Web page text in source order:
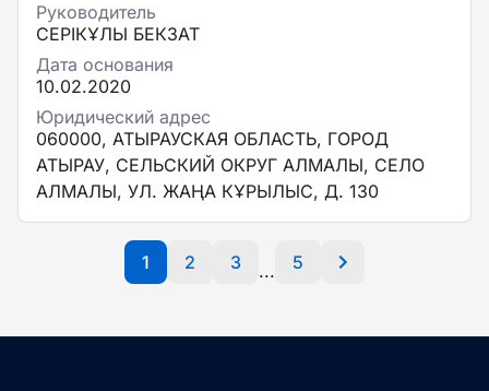
Руководитель
СЕРІКҰЛЫ БЕКЗАТ
Дата основания
10.02.2020
Юридический адрес
060000, АТЫРАУСКАЯ ОБЛАСТЬ, ГОРОД
АТЫРАУ, СЕЛЬСКИЙ ОКРУГ АЛМАЛЫ, СЕЛО
АЛМАЛЫ, УЛ. ЖАҢА КҰРЫЛЫС, Д. 130
1 2 3 ... 5